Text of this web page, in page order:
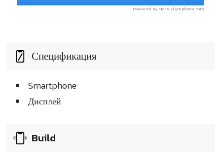
Powered by store.siamphone.com
Спецификация
Smartphone
Дисплей
Build